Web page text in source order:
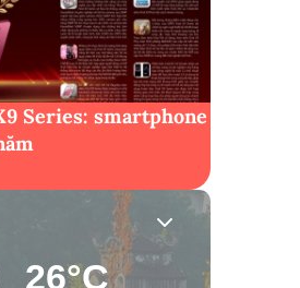
Series: smartphone
26°C